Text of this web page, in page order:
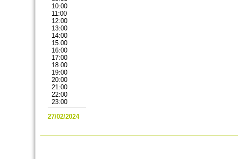
10:00
11:00
12:00
13:00
14:00
15:00
16:00
17:00
18:00
19:00
20:00
21:00
22:00
23:00
27/02/2024